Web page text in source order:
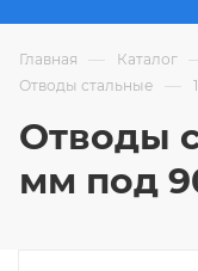
Главная — Каталог
Отводы стальные —
Отводы
мм под